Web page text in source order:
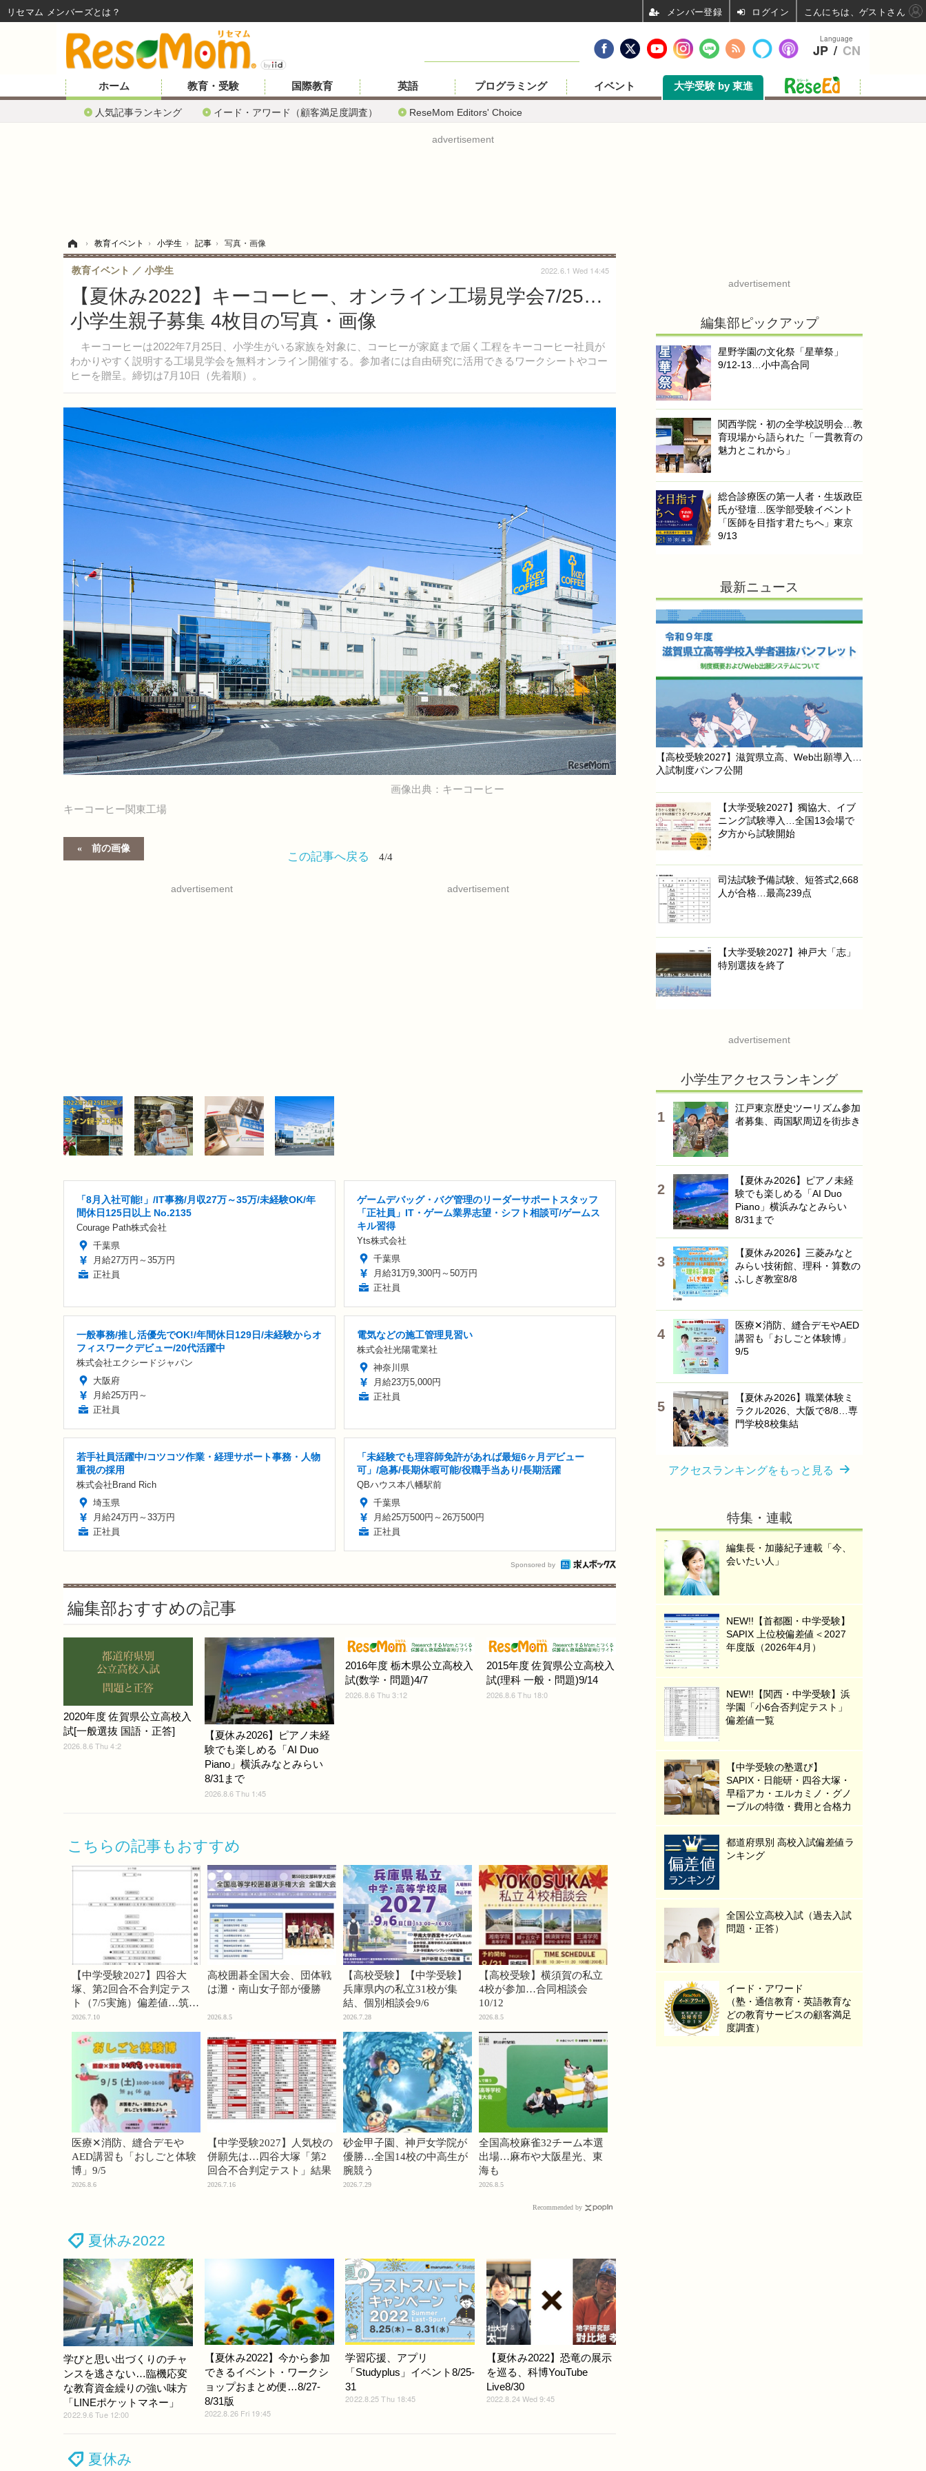
ホーム
人気記事ランキング イード・アワード（顧客満足度調査） ReseMom Editors' Choice
教育・受験 国際教育 英語 プログラミング イベント 大学受験 by 東進
advertisement
› 教育イベント › 小学生 › 記事 › 写真・画像
【夏休み2022】キーコーヒー、オンライン工場見学会7/25…
小学生親子募集 4枚目の写真・画像
キーコーヒーは2022年7月25日、小学生がいる家族を対象に、コーヒーが家庭まで届く工程をキーコーヒー社員が
わかりやすく説明する工場見学会を無料オンライン開催する。参加者には自由研究に活用できるワークシートやコー
ヒーを贈呈。締切は7月10日（先着順）。
教育イベント 小学生 2022.6.1 Wed 14:45
画像出典：キーコーヒー
キーコーヒー関東工場
前の画像
この記事へ戻る 4/4
advertisement advertisement
「8月入社可能!」/IT事務/月収27万～35万/未経験OK/年
間休日125日以上 No.2135
Courage Path株式会社
千葉県
月給27万円～35万円
正社員
ゲームデバッグ・バグ管理のリーダーサポートスタッフ
「正社員」IT・ゲーム業界志望・シフト相談可/ゲームス
キル習得
Yts株式会社
千葉県
月給31万9,300円～50万円
正社員
一般事務/推し活優先でOK!/年間休日129日/未経験からオ
フィスワークデビュー/20代活躍中
株式会社エクシードジャパン
大阪府
月給25万円～
正社員
電気などの施工管理見習い
株式会社光陽電業社
神奈川県
月給23万5,000円
正社員
若手社員活躍中/コツコツ作業・経理サポート事務・人物
重視の採用
株式会社Brand Rich
埼玉県
月給24万円～33万円
正社員
「未経験でも理容師免許があれば最短6ヶ月デビュー
可」/急募/長期休暇可能/役職手当あり/長期活躍
QBハウス本八幡駅前
千葉県
月給25万500円～26万500円
正社員
Sponsored by
編集部おすすめの記事
2020年度 佐賀県公立高校入
試[一般選抜 国語・正答]
2026.8.6 Thu 4:2
【夏休み2026】ピアノ未経
験でも楽しめる「AI Duo
Piano」横浜みなとみらい
8/31まで
2026.8.6 Thu 1:45
2016年度 栃木県公立高校入
試(数学・問題)4/7
2026.8.6 Thu 3:12
2015年度 佐賀県公立高校入
試(理科 一般・問題)9/14
2026.8.6 Thu 18:0
こちらの記事もおすすめ
【中学受験2027】四谷大
塚、第2回合不合判定テス
ト（7/5実施）偏差値…筑駒
74・桜蔭70＜PR＞
2026.7.10
高校囲碁全国大会、団体戦
は灘・南山女子部が優勝
2026.8.5
【高校受験】【中学受験】
兵庫県内の私立31校が集
結、個別相談会9/6
2026.7.28
【高校受験】横須賀の私立
4校が参加…合同相談会
10/12
2026.8.5
医療✕消防、縫合デモや
AED講習も「おしごと体験
博」9/5
2026.8.6
【中学受験2027】人気校の
併願先は…四谷大塚「第2
回合不合判定テスト」結果
2026.7.16
砂金甲子園、神戸女学院が
優勝…全国14校の中高生が
腕競う
2026.7.29
全国高校麻雀32チーム本選
出場…麻布や大阪星光、東
海も
2026.8.5
Recommended by
夏休み2022
学びと思い出づくりのチャ
ンスを逃さない…臨機応変
な教育資金繰りの強い味方
「LINEポケットマネー」
2022.9.6 Tue 12:00
【夏休み2022】今から参加
できるイベント・ワークシ
ョップおまとめ便…8/27-
8/31版
2022.8.26 Fri 19:45
学習応援、アプリ
「Studyplus」イベント8/25-
31
2022.8.25 Thu 18:45
【夏休み2022】恐竜の展示
を巡る、科博YouTube
Live8/30
2022.8.24 Wed 9:45
夏休み
advertisement
編集部ピックアップ
星野学園の文化祭「星華祭」
9/12-13…小中高合同
関西学院・初の全学校説明会…教
育現場から語られた「一貫教育の
魅力とこれから」
総合診療医の第一人者・生坂政臣
氏が登壇…医学部受験イベント
「医師を目指す君たちへ」東京
9/13
最新ニュース
【高校受験2027】滋賀県立高、Web出願導入…
入試制度パンフ公開
【大学受験2027】獨協大、イブ
ニング試験導入…全国13会場で
夕方から試験開始
司法試験予備試験、短答式2,668
人が合格…最高239点
【大学受験2027】神戸大「志」
特別選抜を終了
advertisement
小学生アクセスランキング
江戸東京歴史ツーリズム参加
者募集、両国駅周辺を街歩き
【夏休み2026】ピアノ未経
験でも楽しめる「AI Duo
Piano」横浜みなとみらい
8/31まで
【夏休み2026】三菱みなと
みらい技術館、理科・算数の
ふしぎ教室8/8
医療✕消防、縫合デモやAED
講習も「おしごと体験博」
9/5
【夏休み2026】職業体験ミ
ラクル2026、大阪で8/8…専
門学校8校集結
アクセスランキングをもっと見る
特集・連載
編集長・加藤紀子連載「今、
会いたい人」
NEW!!【首都圏・中学受験】
SAPIX 上位校偏差値＜2027
年度版（2026年4月）
NEW!!【関西・中学受験】浜
学園「小6合否判定テスト」
偏差値一覧
【中学受験の塾選び】
SAPIX・日能研・四谷大塚・
早稲アカ・エルカミノ・グノ
ーブルの特徴・費用と合格力
都道府県別 高校入試偏差値ラ
ンキング
全国公立高校入試（過去入試
問題・正答）
イード・アワード
（塾・通信教育・英語教育な
どの教育サービスの顧客満足
度調査）
Language
JP / CN
リセマム メンバーズ ログイン こんにちは、ゲストさん